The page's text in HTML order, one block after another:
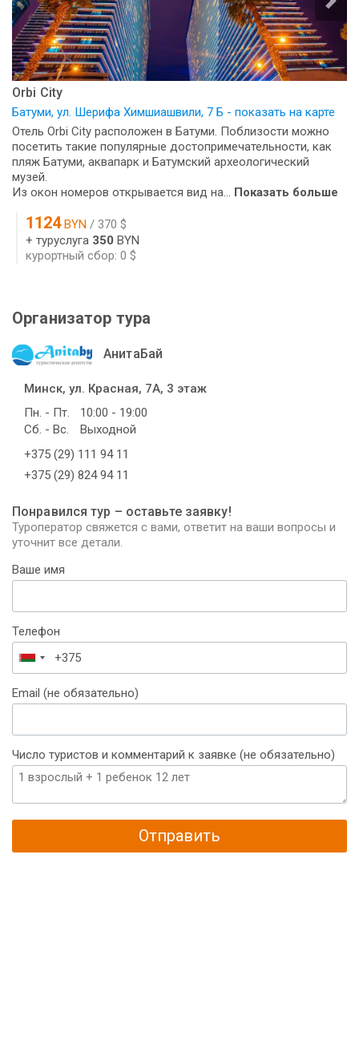
Orbi City
Батуми, ул. Шерифа Химшиашвили, 7 Б - показать на карте
Отель Orbi City расположен в Батуми. Поблизости можно
посетить такие популярные достопримечательности, как
пляж Батуми, аквапарк и Батумский археологический
музей.
Из окон номеров открывается вид на... Показать больше
1124BYN / 370 $
+ туруслуга 350 BYN
курортный сбор: 0 $
Организатор тура
АнитаБай
Минск, ул. Красная, 7А, 3 этаж
Пн. - Пт.
10:00 - 19:00
Сб. - Вс.
Выходной
+375 (29) 111 94 11
+375 (29) 824 94 11
Понравился тур – оставьте заявку!
Туроператор свяжется с вами, ответит на ваши вопросы и
уточнит все детали.
Ваше имя
Телефон
Беларусь
+375
Email (не обязательно)
Число туристов и комментарий к заявке (не обязательно)
Отправить